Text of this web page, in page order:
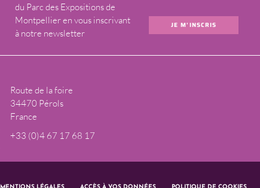
du Parc des Expositions de
Montpellier en vous inscrivant
à notre newsletter
JE M'INSCRIS
Route de la foire
34470 Pérols
France
+33 (0)4 67 17 68 17